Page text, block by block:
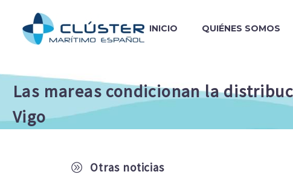
INICIO QUIÉNES SOMOS
Las mareas condicionan la
Vigo
A Otras noticias